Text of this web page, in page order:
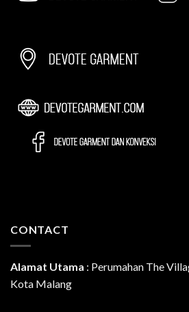
CONTACT
Alamat Utama : Perumahan The
Kota Malang